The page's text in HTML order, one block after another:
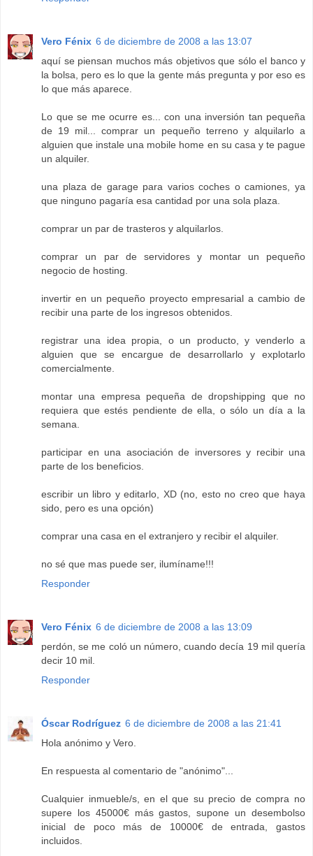
Vero Fénix 6 de diciembre de 2008 a las 13:07
aquí se piensan muchos más objetivos que sólo el banco y
la bolsa, pero es lo que la gente más pregunta y por eso es
lo que más aparece.
Lo que se me ocurre es... con una inversión tan pequeña
de 19 mil... comprar un pequeño terreno y alquilarlo a
alguien que instale una mobile home en su casa y te pague
un alquiler.
una plaza de garage para varios coches o camiones, ya
que ninguno pagaría esa cantidad por una sola plaza.
comprar un par de trasteros y alquilarlos.
comprar un par de servidores y montar un pequeño
negocio de hosting.
invertir en un pequeño proyecto empresarial a cambio de
recibir una parte de los ingresos obtenidos.
registrar una idea propia, o un producto, y venderlo a
alguien que se encargue de desarrollarlo y explotarlo
comercialmente.
montar una empresa pequeña de dropshipping que no
requiera que estés pendiente de ella, o sólo un día a la
semana.
participar en una asociación de inversores y recibir una
parte de los beneficios.
escribir un libro y editarlo, XD (no, esto no creo que haya
sido, pero es una opción)
comprar una casa en el extranjero y recibir el alquiler.
no sé que mas puede ser, ilumíname!!!
Responder
Vero Fénix 6 de diciembre de 2008 a las 13:09
perdón, se me coló un número, cuando decía 19 mil quería
decir 10 mil.
Responder
Óscar Rodríguez 6 de diciembre de 2008 a las 21:41
Hola anónimo y Vero.
En respuesta al comentario de "anónimo"...
Cualquier inmueble/s, en el que su precio de compra no
supere los 45000€ más gastos, supone un desembolso
inicial de poco más de 10000€ de entrada, gastos
incluidos.